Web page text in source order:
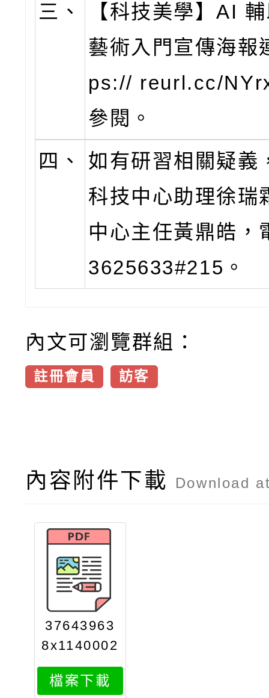
三、
【科技美學】AI
藝術入門宣傳海報
ps:// reurl.cc/
參閱。
四、
如有研習相關疑義
科技中心助理徐瑞
中心主任黃鼎皓，
3625633#215。
內文可瀏覽群組：
註冊會員 訪客
內容附件下載 Download
37643963
8x1140002
963attach
1
檔案下載